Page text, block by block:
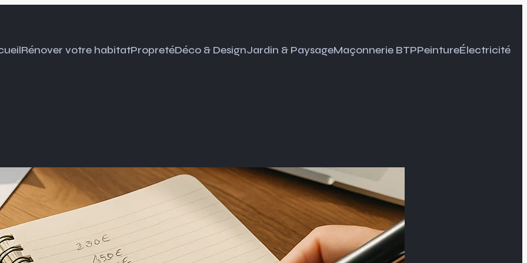
Rénover votre habitatPropretéDéco & DesignJardin & PaysageMaçonnerie BTPPeintureÉlectricité